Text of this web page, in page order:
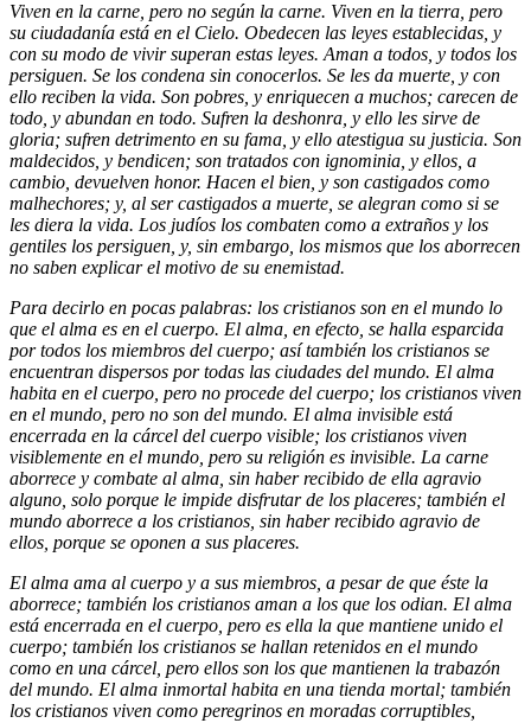
Viven en la carne, pero no según la carne. Viven en la tierra, pero
su ciudadanía está en el Cielo. Obedecen las leyes establecidas, y
con su modo de vivir superan estas leyes. Aman a todos, y todos los
persiguen. Se los condena sin conocerlos. Se les da muerte, y con
ello reciben la vida. Son pobres, y enriquecen a muchos; carecen de
todo, y abundan en todo. Sufren la deshonra, y ello les sirve de
gloria; sufren detrimento en su fama, y ello atestigua su justicia. Son
maldecidos, y bendicen; son tratados con ignominia, y ellos, a
cambio, devuelven honor. Hacen el bien, y son castigados como
malhechores; y, al ser castigados a muerte, se alegran como si se
les diera la vida. Los judíos los combaten como a extraños y los
gentiles los persiguen, y, sin embargo, los mismos que los aborrecen
no saben explicar el motivo de su enemistad.
Para decirlo en pocas palabras: los cristianos son en el mundo lo
que el alma es en el cuerpo. El alma, en efecto, se halla esparcida
por todos los miembros del cuerpo; así también los cristianos se
encuentran dispersos por todas las ciudades del mundo. El alma
habita en el cuerpo, pero no procede del cuerpo; los cristianos viven
en el mundo, pero no son del mundo. El alma invisible está
encerrada en la cárcel del cuerpo visible; los cristianos viven
visiblemente en el mundo, pero su religión es invisible. La carne
aborrece y combate al alma, sin haber recibido de ella agravio
alguno, solo porque le impide disfrutar de los placeres; también el
mundo aborrece a los cristianos, sin haber recibido agravio de
ellos, porque se oponen a sus placeres.
El alma ama al cuerpo y a sus miembros, a pesar de que éste la
aborrece; también los cristianos aman a los que los odian. El alma
está encerrada en el cuerpo, pero es ella la que mantiene unido el
cuerpo; también los cristianos se hallan retenidos en el mundo
como en una cárcel, pero ellos son los que mantienen la trabazón
del mundo. El alma inmortal habita en una tienda mortal; también
los cristianos viven como peregrinos en moradas corruptibles,